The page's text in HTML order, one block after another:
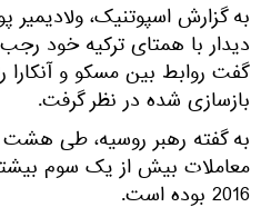
به گزارش اسپوتنیک،
دیدار با همتای ترکیه خود
گفت روابط بین مسکو و آنکارا
بازسازی شده در نظر گرفت.
به گفته رهبر روسیه، طی
معاملات بیش از یک سوم
2016 بوده است.